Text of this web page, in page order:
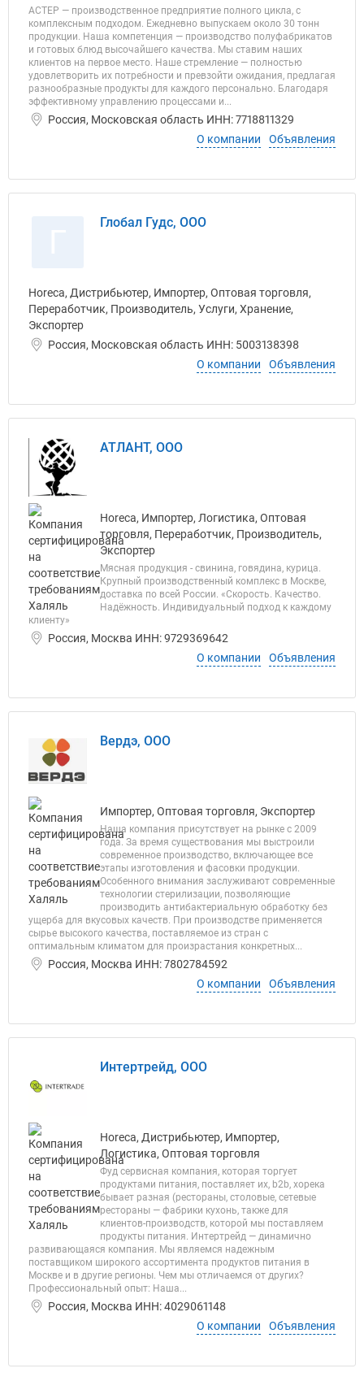
АСТЕР — производственное предприятие полного цикла, с
комплексным подходом. Ежедневно выпускаем около 30 тонн
продукции. Наша компетенция — производство полуфабрикатов
и готовых блюд высочайшего качества. Мы ставим наших
клиентов на первое место. Наше стремление — полностью
удовлетворить их потребности и превзойти ожидания, предлагая
разнообразные продукты для каждого персонально. Благодаря
эффективному управлению процессами и...
Россия, Московская область ИНН: 7718811329
О компании
Объявления
Глобал Гудс, ООО
Horeca, Дистрибьютер, Импортер, Оптовая торговля,
Переработчик, Производитель, Услуги, Хранение,
Экспортер
Россия, Московская область ИНН: 5003138398
О компании
Объявления
АТЛАНТ, ООО
Horeca, Импортер, Логистика, Оптовая
торговля, Переработчик, Производитель,
Экспортер
Мясная продукция - свинина, говядина, курица.
Крупный производственный комплекс в Москве,
доставка по всей России. «Скорость. Качество.
Надёжность. Индивидуальный подход к каждому
клиенту»
Россия, Москва ИНН: 9729369642
О компании
Объявления
Вердэ, ООО
Импортер, Оптовая торговля, Экспортер
Наша компания присутствует на рынке с 2009
года. За время существования мы выстроили
современное производство, включающее все
этапы изготовления и фасовки продукции.
Особенного внимания заслуживают современные
технологии стерилизации, позволяющие
производить антибактериальную обработку без
ущерба для вкусовых качеств. При производстве применяется
сырье высокого качества, поставляемое из стран с
оптимальным климатом для произрастания конкретных...
Россия, Москва ИНН: 7802784592
О компании
Объявления
Интертрейд, ООО
Horeca, Дистрибьютер, Импортер,
Логистика, Оптовая торговля
Фуд сервисная компания, которая торгует
продуктами питания, поставляет их, b2b, хорека
бывает разная (рестораны, столовые, сетевые
рестораны — фабрики кухонь, также для
клиентов-производств, которой мы поставляем
продукты питания. Интертрейд — динамично
развивающаяся компания. Мы являемся надежным
поставщиком широкого ассортимента продуктов питания в
Москве и в другие регионы. Чем мы отличаемся от других?
Профессиональный опыт: Наша...
Россия, Москва ИНН: 4029061148
О компании
Объявления